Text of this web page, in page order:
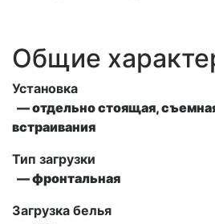
Общие
Установка
— отдельно стоящая,
встраивания
Тип загрузки
— фронтальная
Загрузка белья